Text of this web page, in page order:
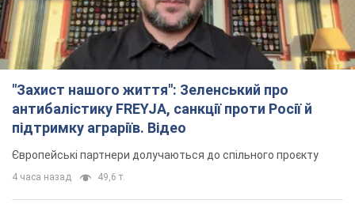
"Захист нашого життя": Зеленський про
антибалістику FREYJA, санкції проти Росії й
підтримку аграріїв. Відео
Європейські партнери долучаються до спільного проєкту
4 часа назад 49,6 т.